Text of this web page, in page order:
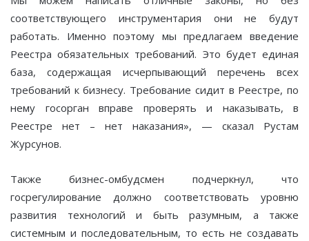
соответствующего инструментария они не будут
работать. Именно поэтому мы предлагаем введение
Реестра обязательных требований. Это будет единая
база, содержащая исчерпывающий перечень всех
требований к бизнесу. Требование сидит в Реестре, по
нему госорган вправе проверять и наказывать, в
Реестре нет – нет наказания», — сказал Рустам
Журсунов.
Также бизнес-омбудсмен подчеркнул, что
госрегулирование должно соответствовать уровню
развития технологий и быть разумным, а также
системным и последовательным, то есть не создавать